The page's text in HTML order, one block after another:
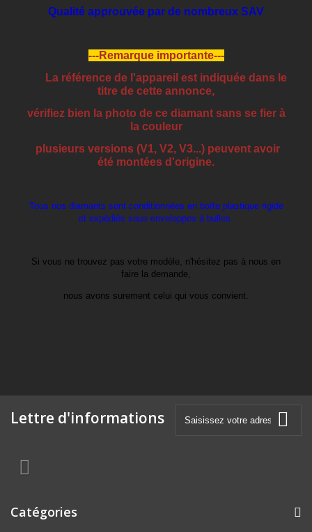
Qualité approuvée par de nombreux SAV
---Remarque importante---
La référence de l'appareil est indiquée dans le
titre de cette annonce,
vérifiez bien la photo de ce diamant sans se fier à
la couleur
plusieurs versions (V1, V2, V3...) peuvent avoir
été montées d'origine.
Tous nos diamants sont conditionnées en boîte plastique rigide
et expédiés sous enveloppes à bulles.
Si vous ne trouvez pas votre modèle, n'hésitez pas à nous en
faire la demande,
nous avons surement celui qui vous convient.
Lettre d'informations
Catégories